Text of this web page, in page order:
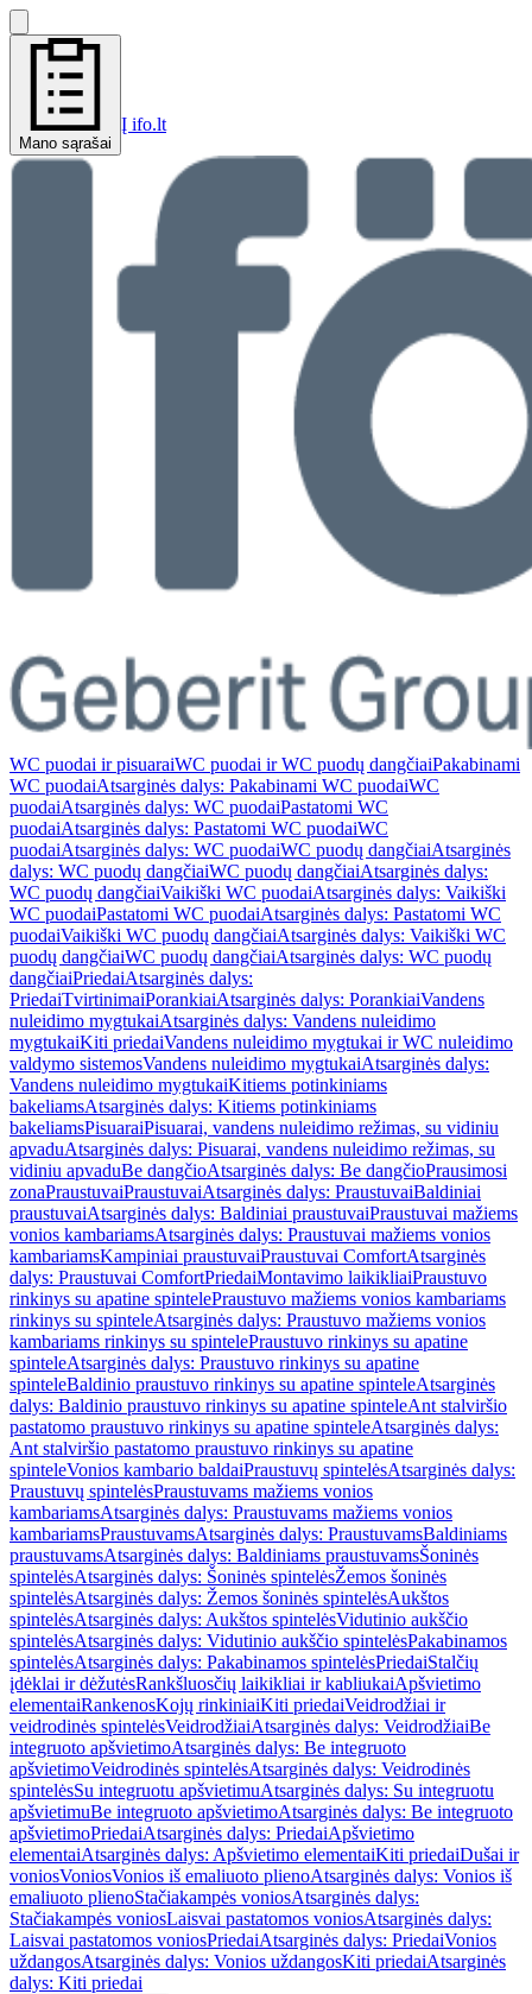
Mano sąrašai
Į ifo.lt
WC puodai ir pisuaraiWC puodai ir WC puodų dangčiaiPakabinami
WC puodaiAtsarginės dalys: Pakabinami WC puodaiWC
puodaiAtsarginės dalys: WC puodaiPastatomi WC
puodaiAtsarginės dalys: Pastatomi WC puodaiWC
puodaiAtsarginės dalys: WC puodaiWC puodų dangčiaiAtsarginės
dalys: WC puodų dangčiaiWC puodų dangčiaiAtsarginės dalys:
WC puodų dangčiaiVaikiški WC puodaiAtsarginės dalys: Vaikiški
WC puodaiPastatomi WC puodaiAtsarginės dalys: Pastatomi WC
puodaiVaikiški WC puodų dangčiaiAtsarginės dalys: Vaikiški WC
puodų dangčiaiWC puodų dangčiaiAtsarginės dalys: WC puodų
dangčiaiPriedaiAtsarginės dalys:
PriedaiTvirtinimaiPorankiaiAtsarginės dalys: PorankiaiVandens
nuleidimo mygtukaiAtsarginės dalys: Vandens nuleidimo
mygtukaiKiti priedaiVandens nuleidimo mygtukai ir WC nuleidimo
valdymo sistemosVandens nuleidimo mygtukaiAtsarginės dalys:
Vandens nuleidimo mygtukaiKitiems potinkiniams
bakeliamsAtsarginės dalys: Kitiems potinkiniams
bakeliamsPisuaraiPisuarai, vandens nuleidimo režimas, su vidiniu
apvaduAtsarginės dalys: Pisuarai, vandens nuleidimo režimas, su
vidiniu apvaduBe dangčioAtsarginės dalys: Be dangčioPrausimosi
zonaPraustuvaiPraustuvaiAtsarginės dalys: PraustuvaiBaldiniai
praustuvaiAtsarginės dalys: Baldiniai praustuvaiPraustuvai mažiems
vonios kambariamsAtsarginės dalys: Praustuvai mažiems vonios
kambariamsKampiniai praustuvaiPraustuvai ComfortAtsarginės
dalys: Praustuvai ComfortPriedaiMontavimo laikikliaiPraustuvo
rinkinys su apatine spintelePraustuvo mažiems vonios kambariams
rinkinys su spinteleAtsarginės dalys: Praustuvo mažiems vonios
kambariams rinkinys su spintelePraustuvo rinkinys su apatine
spinteleAtsarginės dalys: Praustuvo rinkinys su apatine
spinteleBaldinio praustuvo rinkinys su apatine spinteleAtsarginės
dalys: Baldinio praustuvo rinkinys su apatine spinteleAnt stalviršio
pastatomo praustuvo rinkinys su apatine spinteleAtsarginės dalys:
Ant stalviršio pastatomo praustuvo rinkinys su apatine
spinteleVonios kambario baldaiPraustuvų spintelėsAtsarginės dalys:
Praustuvų spintelėsPraustuvams mažiems vonios
kambariamsAtsarginės dalys: Praustuvams mažiems vonios
kambariamsPraustuvamsAtsarginės dalys: PraustuvamsBaldiniams
praustuvamsAtsarginės dalys: Baldiniams praustuvamsŠoninės
spintelėsAtsarginės dalys: Šoninės spintelėsŽemos šoninės
spintelėsAtsarginės dalys: Žemos šoninės spintelėsAukštos
spintelėsAtsarginės dalys: Aukštos spintelėsVidutinio aukščio
spintelėsAtsarginės dalys: Vidutinio aukščio spintelėsPakabinamos
spintelėsAtsarginės dalys: Pakabinamos spintelėsPriedaiStalčių
įdėklai ir dėžutėsRankšluosčių laikikliai ir kabliukaiApšvietimo
elementaiRankenosKojų rinkiniaiKiti priedaiVeidrodžiai ir
veidrodinės spintelėsVeidrodžiaiAtsarginės dalys: VeidrodžiaiBe
integruoto apšvietimoAtsarginės dalys: Be integruoto
apšvietimoVeidrodinės spintelėsAtsarginės dalys: Veidrodinės
spintelėsSu integruotu apšvietimuAtsarginės dalys: Su integruotu
apšvietimuBe integruoto apšvietimoAtsarginės dalys: Be integruoto
apšvietimoPriedaiAtsarginės dalys: PriedaiApšvietimo
elementaiAtsarginės dalys: Apšvietimo elementaiKiti priedaiDušai ir
voniosVoniosVonios iš emaliuoto plienoAtsarginės dalys: Vonios iš
emaliuoto plienoStačiakampės voniosAtsarginės dalys:
Stačiakampės voniosLaisvai pastatomos voniosAtsarginės dalys:
Laisvai pastatomos voniosPriedaiAtsarginės dalys: PriedaiVonios
uždangosAtsarginės dalys: Vonios uždangosKiti priedaiAtsarginės
dalys: Kiti priedai